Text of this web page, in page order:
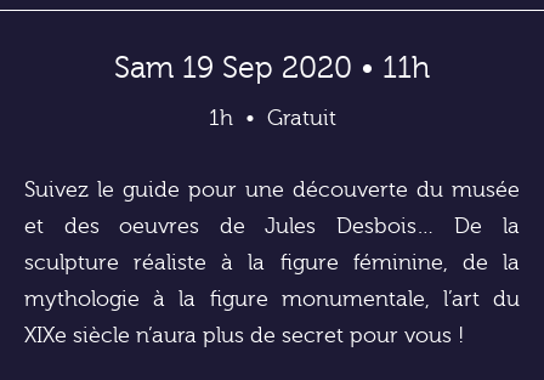
Sam 19 Sep 2020 • 11h
1h Gratuit
Suivez le guide pour une découverte du musée
et des oeuvres de Jules Desbois… De la
sculpture réaliste à la figure féminine, de la
mythologie à la figure monumentale, l’art du
XIXe siècle n’aura plus de secret pour vous !